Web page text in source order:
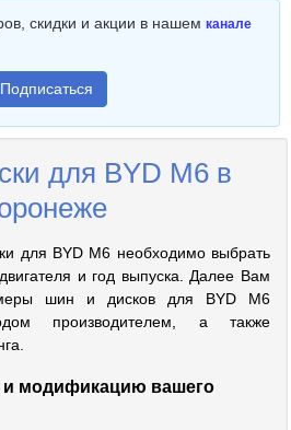
скидки и акции в нашем канале
Подписаться
для BYD M6 в
для BYD M6 необходимо выбрать
и год выпуска. Далее Вам
шин и дисков для BYD M6
производителем, а также
и модификацию вашего